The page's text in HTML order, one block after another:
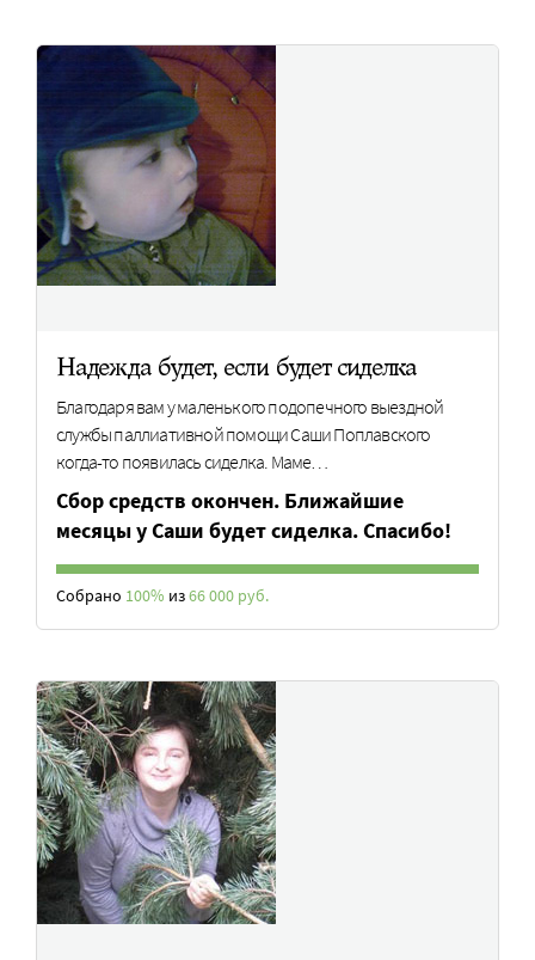
Надежда будет, если будет сиделка
Благодаря вам у маленького подопечного выездной
службы паллиативной помощи Саши Поплавского
когда-­то появилась сиделка. Маме…
Сбор средств окончен. Ближайшие
месяцы у Саши будет сиделка. Спасибо!
Собрано 100% из66 000 руб.